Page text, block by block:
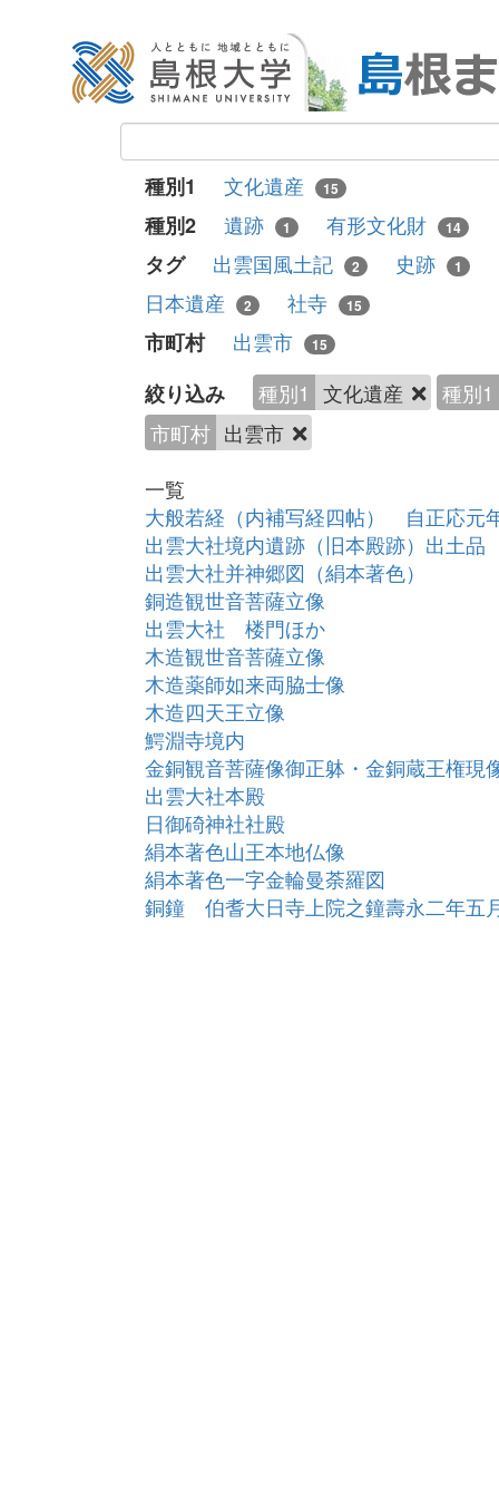
種別1 文化遺産 15
種別2 遺跡 1 有形文化財 14
タグ 出雲国風土記 2 史跡 1
日本遺産
2 社寺 15
市町村 出雲市 15
絞り込み 種別1 文化遺産
種別1
市町村 出雲市
一覧
大般若経（内補写経四帖） 自正応元
出雲大社境内遺跡（旧本殿跡）出土品
出雲大社并神郷図（絹本著色）
銅造観世音菩薩立像
出雲大社 楼門ほか
木造観世音菩薩立像
木造薬師如来両脇士像
木造四天王立像
鰐淵寺境内
金銅観音菩薩像御正躰・金銅蔵王権現
出雲大社本殿
日御碕神社社殿
絹本著色山王本地仏像
絹本著色一字金輪曼荼羅図
銅鐘 伯耆大日寺上院之鐘壽永二年五